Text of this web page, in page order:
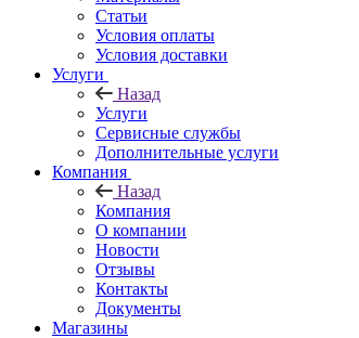
Статьи
Условия оплаты
Условия доставки
Услуги
Назад
Услуги
Сервисные службы
Дополнительные услуги
Компания
Назад
Компания
О компании
Новости
Отзывы
Контакты
Документы
Магазины